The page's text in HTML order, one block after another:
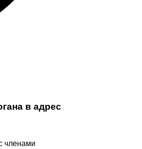
в адрес
членами